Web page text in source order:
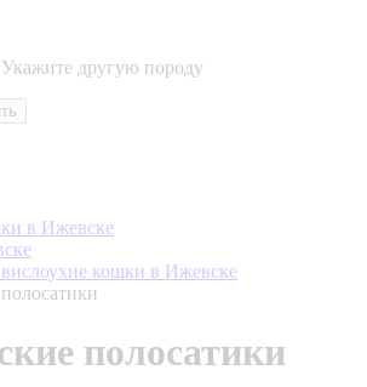
Укажите другую породу
в Ижевске
кошки в Ижевске
полосатики